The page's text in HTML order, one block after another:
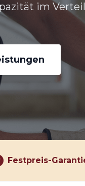
im
Festpreis-